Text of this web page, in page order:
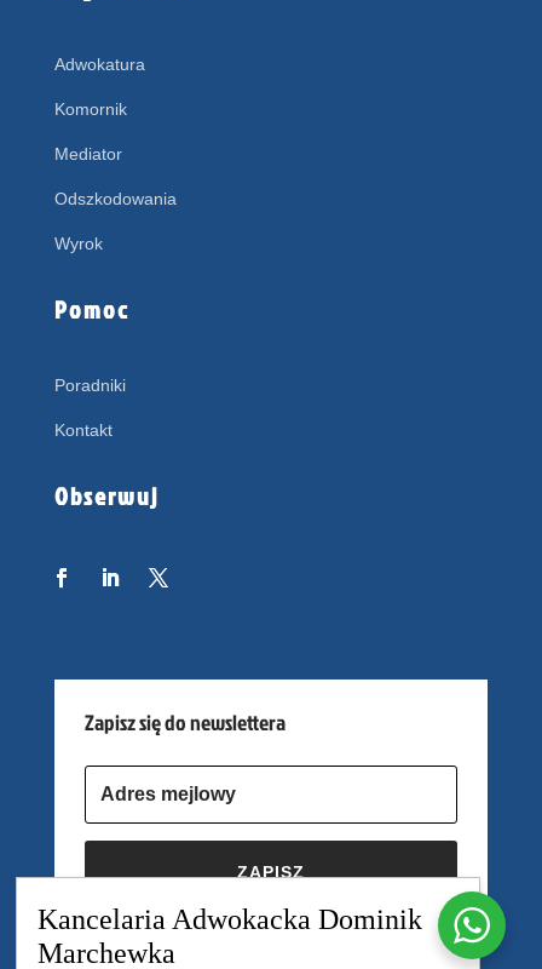
Adwokatura
Komornik
Mediator
Odszkodowania
Wyrok
Pomoc
Poradniki
Kontakt
Obserwuj
Zapisz się do newslettera
ZAPISZ
Kancelaria Adwokacka Dominik
Marchewka